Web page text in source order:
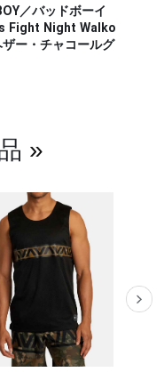
／バッドボーイ
Fight Night Walko
ー・チャコールグ
»